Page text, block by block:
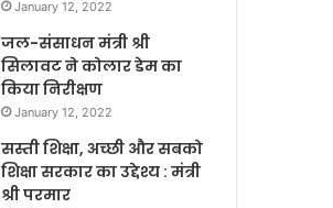
January 12, 2022
जल-संसाधन मंत्री श्री
सिलावट ने कोलार डेम का
किया निरीक्षण
January 12, 2022
सस्ती शिक्षा, अच्छी और सबको
शिक्षा सरकार का उद्देश्य : मंत्री
श्री परमार